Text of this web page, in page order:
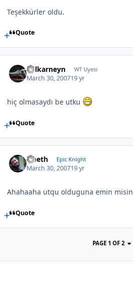
Teşekkürler oldu.
Quote
Zulkarneyn WT Uyesi
March 30, 200719 yr
hiç olmasaydı be utku
Quote
Opeth Epic Knight
March 30, 200719 yr
Ahahaaha utqu olduguna emin misin
Quote
PAGE 1 OF 2